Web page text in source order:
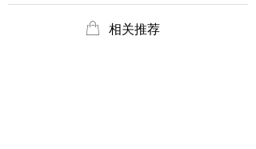
ꂆ 相关推荐